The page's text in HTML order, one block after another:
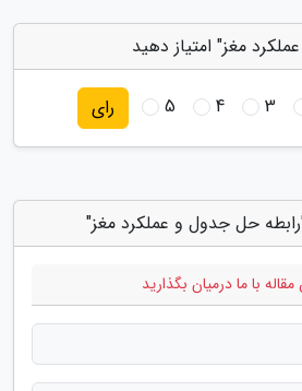
مغز" امتیاز دهید
3
4
5 رای
حل جدول و عملکرد مغز"
با ما درمیان بگذارید